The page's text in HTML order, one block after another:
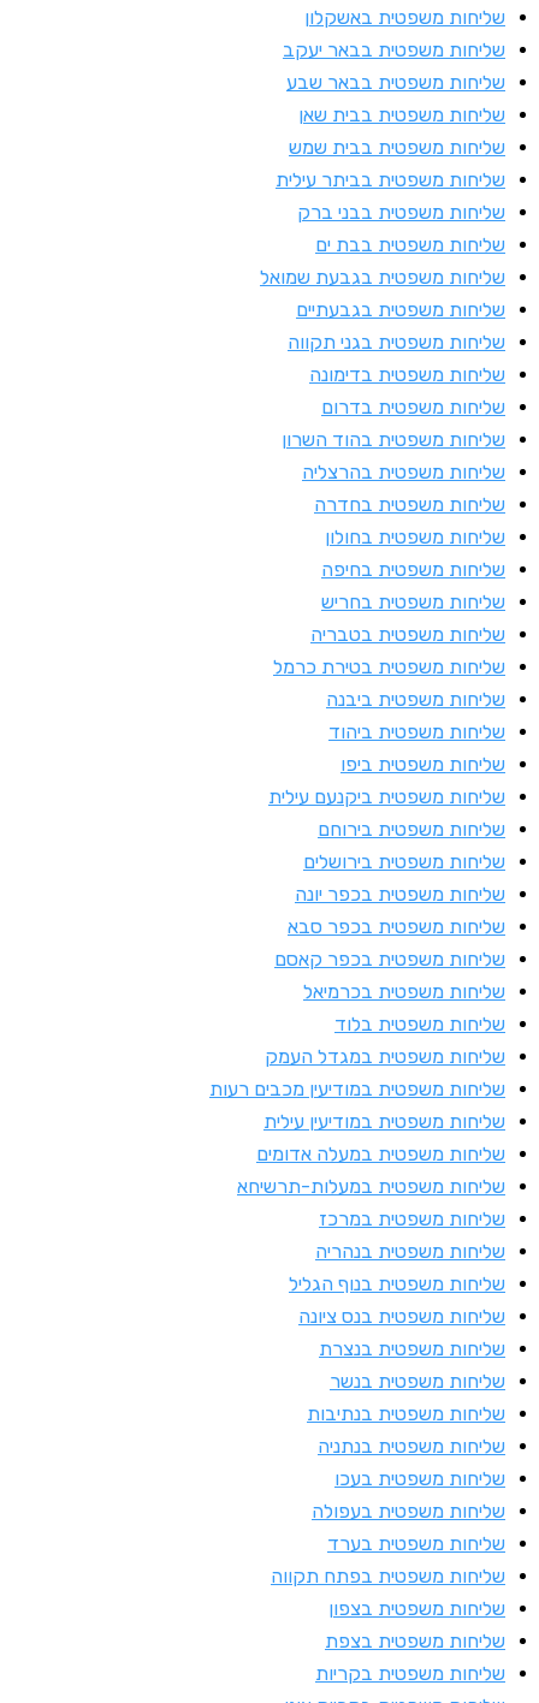
משפטית באשקלון
משפטית בבאר יעקב
משפטית בבאר שבע
משפטית בבית שאן
משפטית בבית שמש
משפטית בביתר עילית
משפטית בבני ברק
משפטית בבת ים
משפטית בגבעת שמואל
משפטית בגבעתיים
משפטית בגני תקווה
משפטית בדימונה
משפטית בדרום
משפטית בהוד השרון
משפטית בהרצליה
משפטית בחדרה
משפטית בחולון
משפטית בחיפה
משפטית בחריש
משפטית בטבריה
משפטית בטירת כרמל
משפטית ביבנה
משפטית ביהוד
משפטית ביפו
משפטית ביקנעם עילית
משפטית בירוחם
משפטית בירושלים
משפטית בכפר יונה
משפטית בכפר סבא
משפטית בכפר קאסם
משפטית בכרמיאל
משפטית בלוד
משפטית במגדל העמק
משפטית במודיעין מכבים רעות
משפטית במודיעין עילית
משפטית במעלה אדומים
משפטית במעלות-תרשיחא
משפטית במרכז
משפטית בנהריה
משפטית בנוף הגליל
משפטית בנס ציונה
משפטית בנצרת
משפטית בנשר
משפטית בנתיבות
משפטית בנתניה
משפטית בעכו
משפטית בעפולה
משפטית בערד
משפטית בפתח תקווה
משפטית בצפון
משפטית בצפת
משפטית בקריות